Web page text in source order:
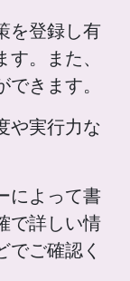
を登録し有
。また、
きます。
や実行力な
によって書
で詳しい情
でご確認く